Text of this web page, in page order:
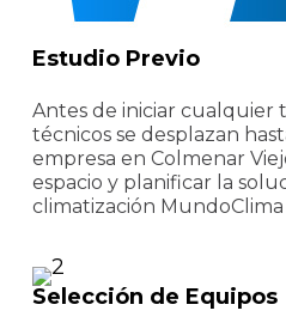
Estudio Previo
Antes de iniciar cualquier
técnicos se desplazan
empresa en Colmenar
espacio y planificar la
climatización MundoClima
Selección de Equipos